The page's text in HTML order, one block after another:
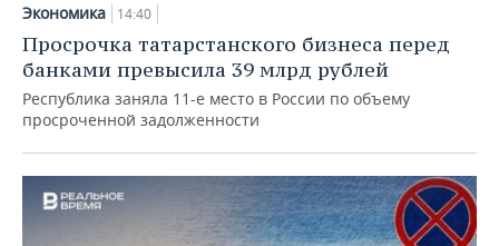
Экономика 14:40
Просрочка татарстанского бизнеса перед
банками превысила 39 млрд рублей
Республика заняла 11-е место в России по объему
просроченной задолженности